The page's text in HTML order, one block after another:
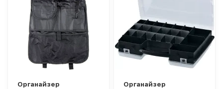
Органайзер
Органайзер